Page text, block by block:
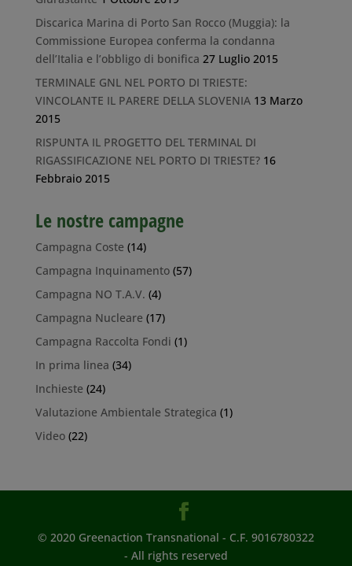
Discarica Marina di Porto San Rocco (Muggia): la
Commissione Europea conferma la condanna
dell’Italia e l’obbligo di bonifica 27 Luglio 2015
TERMINALE GNL NEL PORTO DI TRIESTE:
VINCOLANTE IL PARERE DELLA SLOVENIA 13 Marzo
2015
RISPUNTA IL PROGETTO DEL TERMINAL DI
RIGASSIFICAZIONE NEL PORTO DI TRIESTE? 16
Febbraio 2015
Le nostre campagne
Campagna Coste (14)
Campagna Inquinamento(57)
Campagna NO T.A.V. (4)
Campagna Nucleare (17)
Campagna Raccolta Fondi (1)
In prima linea (34)
Inchieste (24)
Valutazione Ambientale Strategica (1)
Video(22)
© 2020 Greenaction Transnational - C.F. 9016780322
- All rights reserved